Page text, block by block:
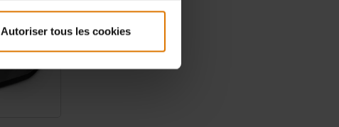
Autoriser tous les cookies